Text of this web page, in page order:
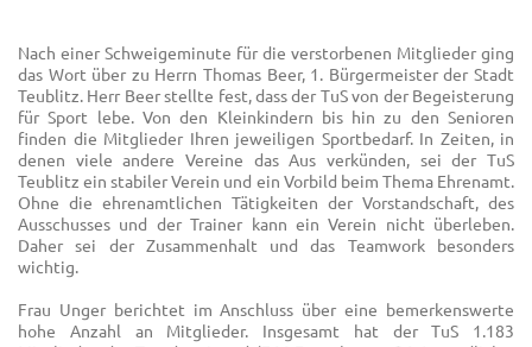
Nach einer Schweigeminute für die verstorbenen Mitglieder ging
das Wort über zu Herrn Thomas Beer, 1. Bürgermeister der Stadt
Teublitz. Herr Beer stellte fest, dass der TuS von der Begeisterung
für Sport lebe. Von den Kleinkindern bis hin zu den Senioren
finden die Mitglieder Ihren jeweiligen Sportbedarf. In Zeiten, in
denen viele andere Vereine das Aus verkünden, sei der TuS
Teublitz ein stabiler Verein und ein Vorbild beim Thema Ehrenamt.
Ohne die ehrenamtlichen Tätigkeiten der Vorstandschaft, des
Ausschusses und der Trainer kann ein Verein nicht überleben.
Daher sei der Zusammenhalt und das Teamwork besonders
wichtig.
Frau Unger berichtet im Anschluss über eine bemerkenswerte
hohe Anzahl an Mitglieder. Insgesamt hat der TuS 1.183